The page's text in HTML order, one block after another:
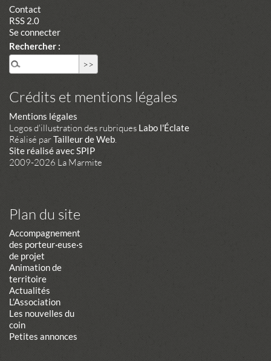
Contact
RSS 2.0
Se connecter
Rechercher :
Crédits et mentions légales
Mentions légales
Logos d'illustration des rubriques Labo l'Éclate
Réalisé parTailleur de Web
Site réalisé avec SPIP
2009-2026 La Marmite
Plan du site
Accompagnement
des porteur·euse·s
de projet
Animation de
territoire
Actualités
L’Association
Les nouvelles du
coin
Petites annonces